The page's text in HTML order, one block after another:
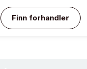
Finn forhandler